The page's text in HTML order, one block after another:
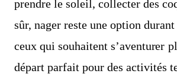
prendre le soleil, collecter des
sûr, nager reste une option
ceux qui souhaitent s’aventurer
départ parfait pour des activités